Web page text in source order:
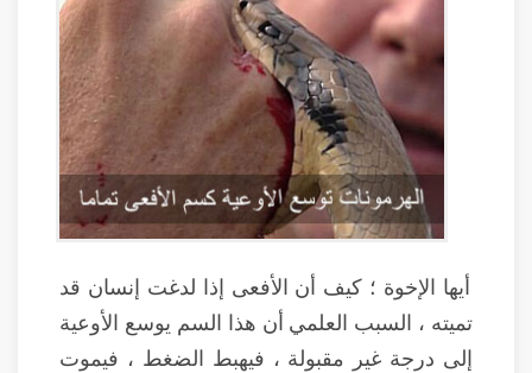
أيها الإخوة ؛ كيف أن الأفعى إذا لدغت إنسان قد
تميته ، السبب العلمي أن هذا السم يوسع الأوعية
إلى درجة غير مقبولة ، فيهبط الضغط ، فيموت